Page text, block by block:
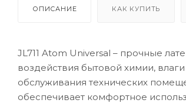
ОПИСАНИЕ КАК КУПИТЬ
JL711 Atom Universal – прочные
воздействия бытовой химии,
обслуживания технических
обеспечивает комфортное